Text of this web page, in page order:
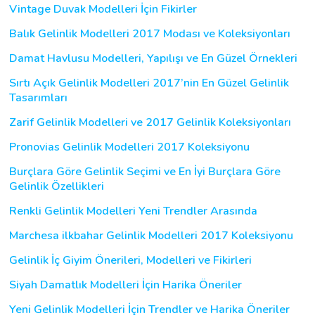
Vintage Duvak Modelleri İçin Fikirler
Balık Gelinlik Modelleri 2017 Modası ve Koleksiyonları
Damat Havlusu Modelleri, Yapılışı ve En Güzel Örnekleri
Sırtı Açık Gelinlik Modelleri 2017’nin En Güzel Gelinlik
Tasarımları
Zarif Gelinlik Modelleri ve 2017 Gelinlik Koleksiyonları
Pronovias Gelinlik Modelleri 2017 Koleksiyonu
Burçlara Göre Gelinlik Seçimi ve En İyi Burçlara Göre
Gelinlik Özellikleri
Renkli Gelinlik Modelleri Yeni Trendler Arasında
Marchesa ilkbahar Gelinlik Modelleri 2017 Koleksiyonu
Gelinlik İç Giyim Önerileri, Modelleri ve Fikirleri
Siyah Damatlık Modelleri İçin Harika Öneriler
Yeni Gelinlik Modelleri İçin Trendler ve Harika Öneriler